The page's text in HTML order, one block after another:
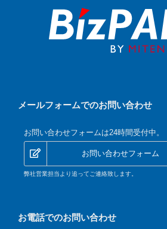
メールフォームでのお問い合わせ
お問い合わせフォームは24時間受付中。
お問い合わせフォーム
弊社営業担当より追ってご連絡致します。
お電話でのお問い合わせ